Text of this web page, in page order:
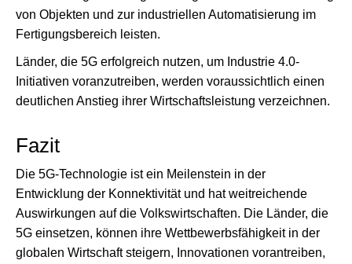
von Objekten und zur industriellen Automatisierung im
Fertigungsbereich leisten.
Länder, die 5G erfolgreich nutzen, um Industrie 4.0-
Initiativen voranzutreiben, werden voraussichtlich einen
deutlichen Anstieg ihrer Wirtschaftsleistung verzeichnen.
Fazit
Die 5G-Technologie ist ein Meilenstein in der
Entwicklung der Konnektivität und hat weitreichende
Auswirkungen auf die Volkswirtschaften. Die Länder, die
5G einsetzen, können ihre Wettbewerbsfähigkeit in der
globalen Wirtschaft steigern, Innovationen vorantreiben,